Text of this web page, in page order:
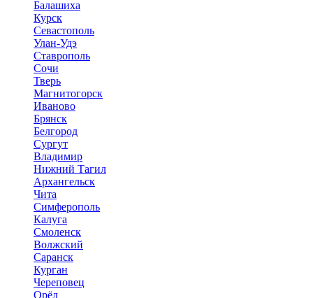
Балашиха
Курск
Севастополь
Улан-Удэ
Ставрополь
Сочи
Тверь
Магнитогорск
Иваново
Брянск
Белгород
Сургут
Владимир
Нижний Тагил
Архангельск
Чита
Симферополь
Калуга
Смоленск
Волжский
Саранск
Курган
Череповец
Орёл